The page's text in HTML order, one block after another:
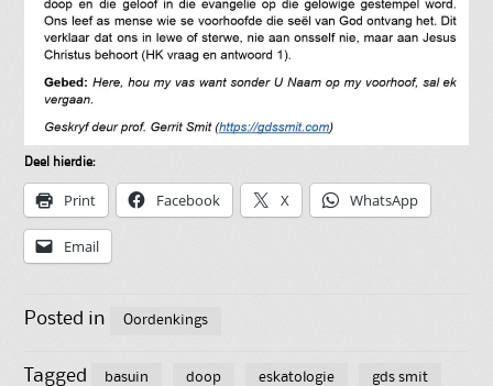
Deel hierdie:
Print Facebook X WhatsApp
Email
Posted in Oordenkings
Tagged basuin doop eskatologie gds smit